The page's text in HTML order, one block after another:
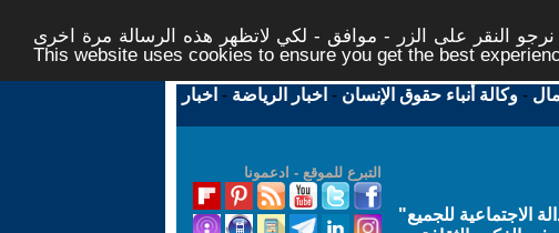
النقر على الزر - موافق - لكي لاتظهر هذه الرسالة مرة اخرى -
This website uses cookies to ensure you get the best
-وكالة أنباء حقوق الإنسان - اخبار الرياضة - اخبار
التبرع للموقع - ادعمونا
الاجتماعية للجميع"